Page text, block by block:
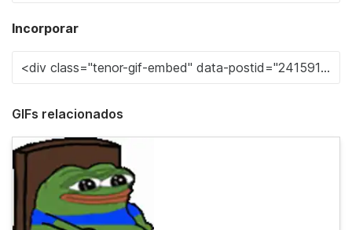
Incorporar
GIFs relacionados